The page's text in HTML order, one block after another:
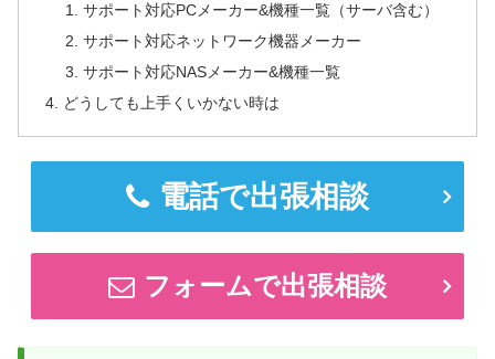
サポート対応PCメーカー&機種一覧（サーバ含む）
サポート対応ネットワーク機器メーカー
サポート対応NASメーカー&機種一覧
どうしても上手くいかない時は
電話で出張相談
フォームで出張相談